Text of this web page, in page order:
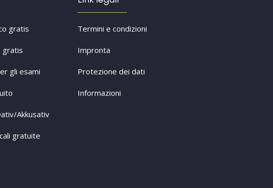
gratis
gratis
gli esami
Akkusativ
gratuite
Termini e condizioni
Impronta
Protezione dei dati
Informazioni